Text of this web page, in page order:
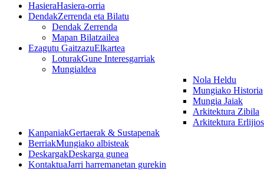
HasieraHasiera-orria
DendakZerrenda eta Bilatu
Dendak Zerrenda
Mapan Bilatzailea
Ezagutu GaitzazuElkartea
LoturakGune Interesgarriak
Mungialdea
Nola Heldu
Mungiako Historia
Mungia Jaiak
Arkitektura Zibila
Arkitektura
KanpaniakGertaerak & Sustapenak
BerriakMungiako albisteak
DeskargakDeskarga gunea
KontaktuaJarri harremanetan gurekin